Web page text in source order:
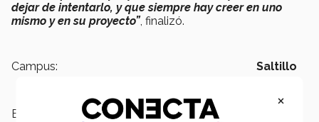
dejar de intentarlo, y que siempre hay creer en uno
mismo y en su proyecto”, finalizó.
Campus: Saltillo
Etiquetas: Emprendimiento,
×